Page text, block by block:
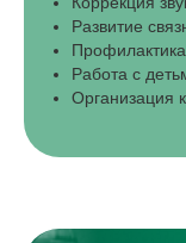
Развитие
Работа с
Организация